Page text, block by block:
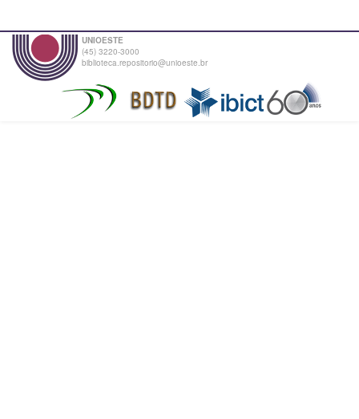
UNIOESTE
(45) 3220-3000
biblioteca.repositorio@unioeste.br